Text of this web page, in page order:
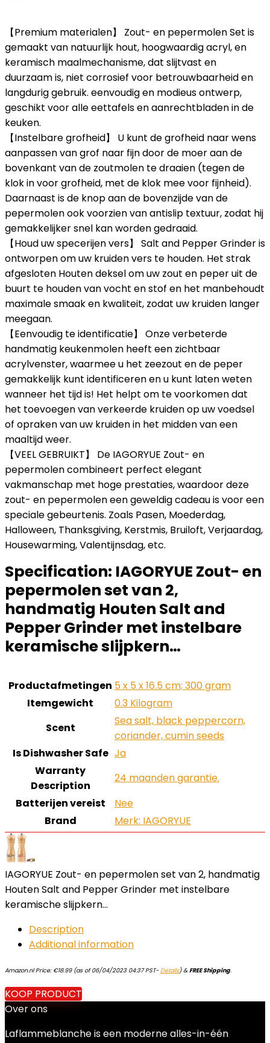
【Premium materialen】 Zout- en pepermolen Set is
gemaakt van natuurlijk hout, hoogwaardig acryl, en
keramisch maalmechanisme, dat slijtvast en
duurzaam is, niet corrosief voor betrouwbaarheid en
langdurig gebruik. eenvoudig en modieus ontwerp,
geschikt voor alle eettafels en aanrechtbladen in de
keuken.
【Instelbare grofheid】 U kunt de grofheid naar wens
aanpassen van grof naar fijn door de moer aan de
bovenkant van de zoutmolen te draaien (tegen de
klok in voor grofheid, met de klok mee voor fijnheid).
Daarnaast is de knop aan de bovenzijde van de
pepermolen ook voorzien van antislip textuur, zodat hij
gemakkelijker snel kan worden gedraaid.
【Houd uw specerijen vers】 Salt and Pepper Grinder is
ontworpen om uw kruiden vers te houden. Het strak
afgesloten Houten deksel om uw zout en peper uit de
buurt te houden van vocht en stof en het manbehoudt
maximale smaak en kwaliteit, zodat uw kruiden langer
meegaan.
【Eenvoudig te identificatie】 Onze verbeterde
handmatig keukenmolen heeft een zichtbaar
acrylvenster, waarmee u het zeezout en de peper
gemakkelijk kunt identificeren en u kunt laten weten
wanneer het tijd is! Het helpt om te voorkomen dat
het toevoegen van verkeerde kruiden op uw voedsel
of opraken van uw kruiden in het midden van een
maaltijd weer.
【VEEL GEBRUIKT】 De IAGORYUE Zout- en
pepermolen combineert perfect elegant
vakmanschap met hoge prestaties, waardoor deze
zout- en pepermolen een geweldig cadeau is voor een
speciale gebeurtenis. Zoals Pasen, Moederdag,
Halloween, Thanksgiving, Kerstmis, Bruiloft, Verjaardag,
Housewarming, Valentijnsdag, etc.
Specification: IAGORYUE Zout- en
pepermolen set van 2,
handmatig Houten Salt and
Pepper Grinder met instelbare
keramische slijpkern…
Productafmetingen ‎5 x 5 x 16.5 cm; 300 gram
Itemgewicht
‎0.3 Kilogram
Scent
‎Sea salt, black peppercorn,
coriander, cumin seeds
Is Dishwasher Safe ‎Ja
Warranty
Description
‎24 maanden garantie.
Batterijen vereist
‎Nee
Brand
Merk: IAGORYUE
IAGORYUE Zout- en pepermolen set van 2, handmatig
Houten Salt and Pepper Grinder met instelbare
keramische slijpkern…
Description
Additional information
Amazon.nl Price: €18.99(as of 06/04/2023 04:37 PST-Details)&FREE Shipping.
KOOP PRODUCT
Over ons
Laflammeblanche is een moderne alles-in-één